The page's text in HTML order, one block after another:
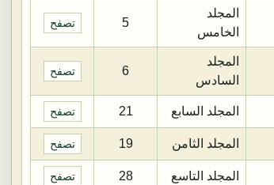
المجلد
الخامس
5 تصفح
المجلد
السادس
6 تصفح
المجلد السابع 21 تصفح
المجلد الثامن 19 تصفح
المجلد التاسع 28 تصفح